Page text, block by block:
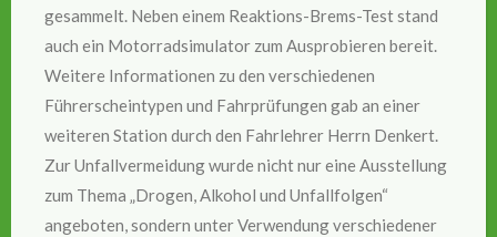
gesammelt. Neben einem Reaktions-Brems-Test stand
auch ein Motorradsimulator zum Ausprobieren bereit.
Weitere Informationen zu den verschiedenen
Führerscheintypen und Fahrprüfungen gab an einer
weiteren Station durch den Fahrlehrer Herrn Denkert.
Zur Unfallvermeidung wurde nicht nur eine Ausstellung
zum Thema „Drogen, Alkohol und Unfallfolgen“
angeboten, sondern unter Verwendung verschiedener